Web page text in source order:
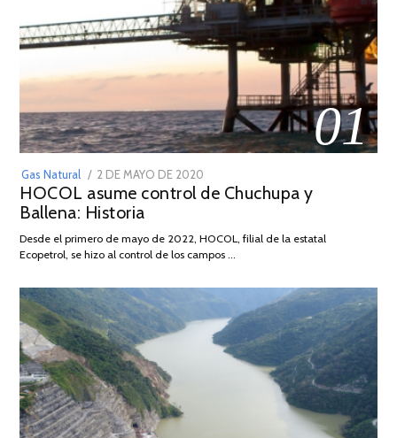
01
Gas Natural
POSTED
ON
2 DE MAYO DE 2020
DE
2026
HOCOL asume control de Chuchupa y
Ballena: Historia
Desde el primero de mayo de 2022, HOCOL, filial de la estatal
Ecopetrol, se hizo al control de los campos …